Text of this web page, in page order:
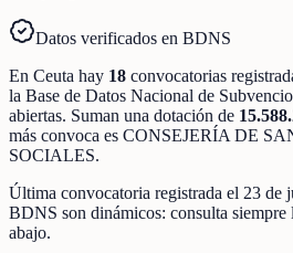
Datos verificados en BDNS
En Ceuta hay 18 convocatorias
la Base de Datos Nacional de
abiertas. Suman una dotación de
más convoca es CONSEJERÍA DE
SOCIALES.
Última convocatoria registrada el 23 de
BDNS son dinámicos: consulta siempre
abajo.